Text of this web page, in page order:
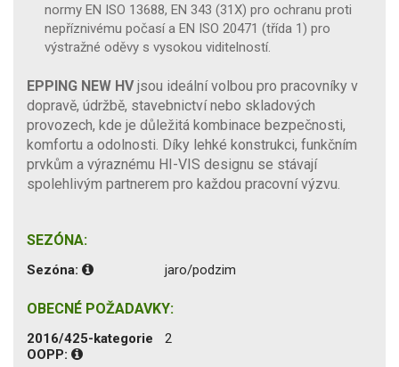
normy EN ISO 13688, EN 343 (31X) pro ochranu proti
nepříznivému počasí a EN ISO 20471 (třída 1) pro
výstražné oděvy s vysokou viditelností.
EPPING NEW HVjsou ideální volbou pro pracovníky v
dopravě, údržbě, stavebnictví nebo skladových
provozech, kde je důležitá kombinace bezpečnosti,
komfortu a odolnosti. Díky lehké konstrukci, funkčním
prvkům a výraznému HI-VIS designu se stávají
spolehlivým partnerem pro každou pracovní výzvu.
SEZÓNA:
Sezóna: jaro/podzim
OBECNÉ POŽADAVKY:
2016/425-kategorie
OOPP:
2